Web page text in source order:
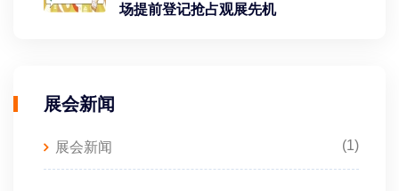
场提前登记抢占观展先机
展会新闻
展会新闻 (1)